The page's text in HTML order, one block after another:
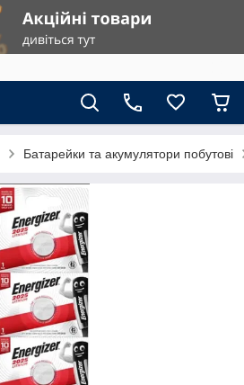
Батарейки та акумулятори побутові